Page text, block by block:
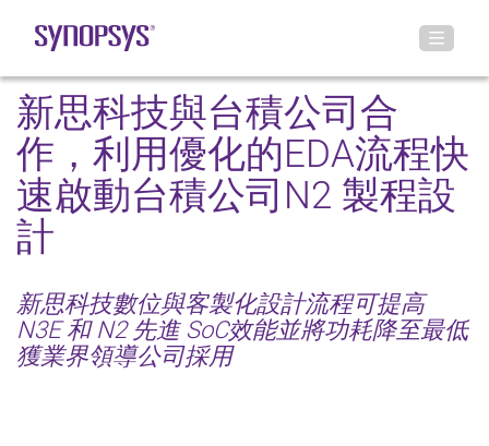
新思科技與台積公司合
作，利用優化的EDA流程快
速啟動台積公司N2 製程設
計
新思科技數位與客製化設計流程可提高
N3E 和 N2 先進 SoC效能並將功耗降至最低
獲業界領導公司採用